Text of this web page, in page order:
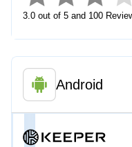
3.0 out of 5 and 100
Android